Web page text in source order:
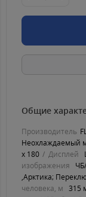
Общие
Производитель
Неохлаждаемый
х 180
Дисплей
изображения
,Арктика;
человека, м 315